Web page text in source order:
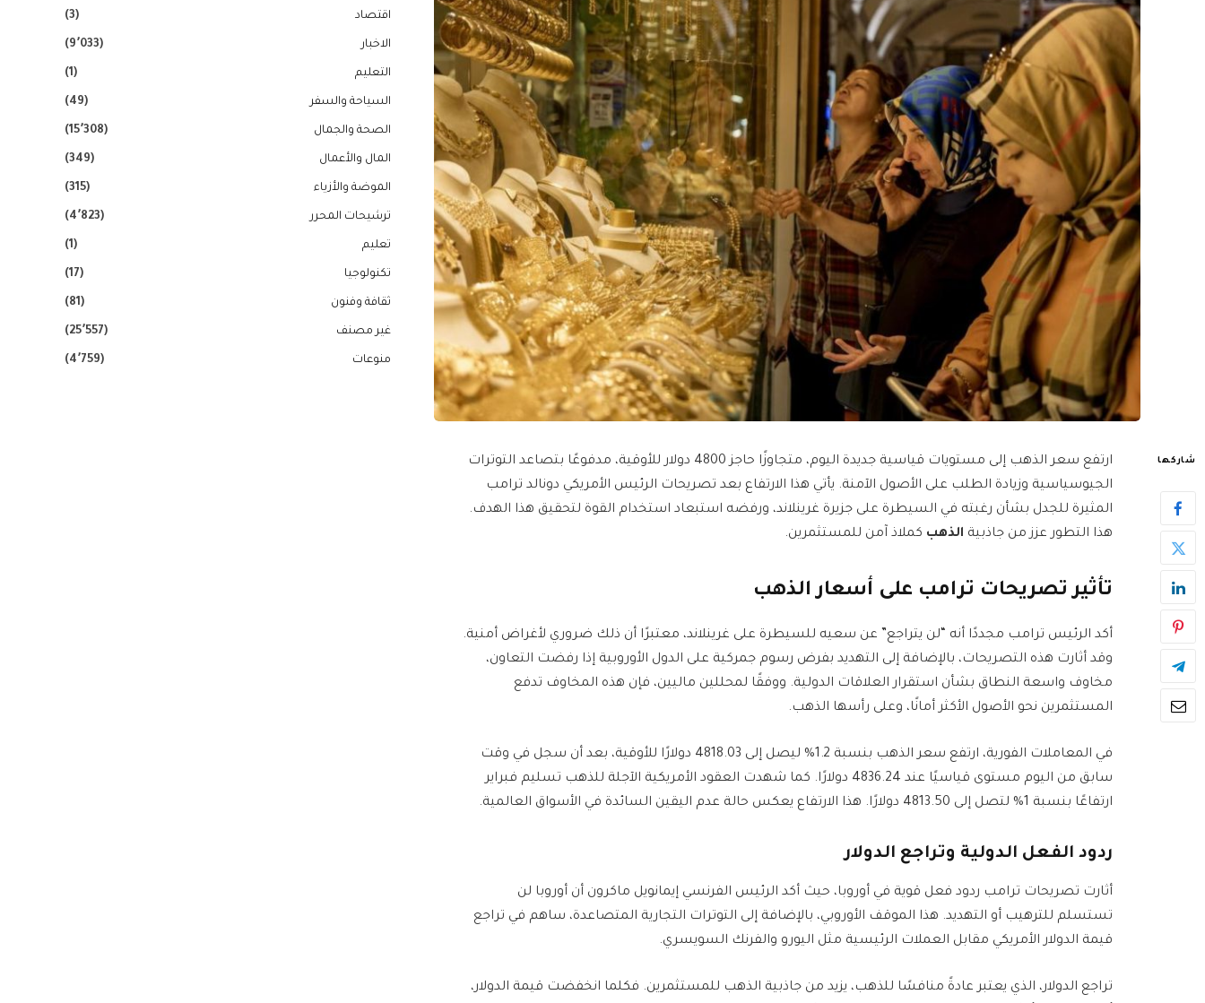
شاركها
ارتفع سعر الذهب إلى مستويات قياسية جديدة اليوم، متجاوزًا حاجز 4800 دولار للأوقية، مدفوعًا بتصاعد التوترات
الجيوسياسية وزيادة الطلب على الأصول الآمنة. يأتي هذا الارتفاع بعد تصريحات الرئيس الأمريكي دونالد ترامب
المثيرة للجدل بشأن رغبته في السيطرة على جزيرة غرينلاند، ورفضه استبعاد استخدام القوة لتحقيق هذا الهدف.
هذا التطور عزز من جاذبية الذهب كملاذ آمن للمستثمرين.
تأثير تصريحات ترامب على أسعار الذهب
أكد الرئيس ترامب مجددًا أنه “لن يتراجع” عن سعيه للسيطرة على غرينلاند، معتبرًا أن ذلك ضروري لأغراض أمنية.
وقد أثارت هذه التصريحات، بالإضافة إلى التهديد بفرض رسوم جمركية على الدول الأوروبية إذا رفضت التعاون،
مخاوف واسعة النطاق بشأن استقرار العلاقات الدولية. ووفقًا لمحللين ماليين، فإن هذه المخاوف تدفع
المستثمرين نحو الأصول الأكثر أمانًا، وعلى رأسها الذهب.
في المعاملات الفورية، ارتفع سعر الذهب بنسبة 1.2% ليصل إلى 4818.03 دولارًا للأوقية، بعد أن سجل في وقت
سابق من اليوم مستوى قياسيًا عند 4836.24 دولارًا. كما شهدت العقود الأمريكية الآجلة للذهب تسليم فبراير
ارتفاعًا بنسبة 1% لتصل إلى 4813.50 دولارًا. هذا الارتفاع يعكس حالة عدم اليقين السائدة في الأسواق العالمية.
ردود الفعل الدولية وتراجع الدولار
أثارت تصريحات ترامب ردود فعل قوية في أوروبا، حيث أكد الرئيس الفرنسي إيمانويل ماكرون أن أوروبا لن
تستسلم للترهيب أو التهديد. هذا الموقف الأوروبي، بالإضافة إلى التوترات التجارية المتصاعدة، ساهم في تراجع
قيمة الدولار الأمريكي مقابل العملات الرئيسية مثل اليورو والفرنك السويسري.
تراجع الدولار، الذي يعتبر عادةً منافسًا للذهب، يزيد من جاذبية الذهب للمستثمرين. فكلما انخفضت قيمة الدولار،
اقتصاد (3)
الاخبار (9٬033)
التعليم (1)
السياحة والسفر (49)
الصحة والجمال (15٬308)
المال والأعمال (349)
الموضة والأزياء (315)
ترشيحات المحرر (4٬823)
تعليم (1)
تكنولوجيا (17)
ثقافة وفنون (81)
غير مصنف (25٬557)
منوعات (4٬759)